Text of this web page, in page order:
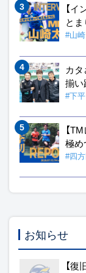
【
と
#山
カ
揃い
#下
【
極め
#四
お知らせ
【